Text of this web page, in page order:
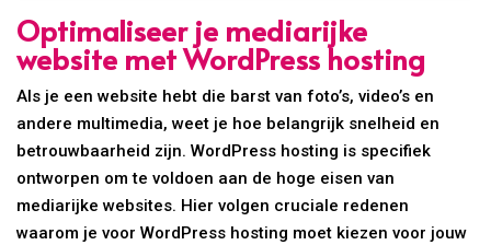
Optimaliseer je mediarijke
website met WordPress hosting
Als je een website hebt die barst van foto’s, video’s en
andere multimedia, weet je hoe belangrijk snelheid en
betrouwbaarheid zijn. WordPress hosting is specifiek
ontworpen om te voldoen aan de hoge eisen van
mediarijke websites. Hier volgen cruciale redenen
waarom je voor WordPress hosting moet kiezen voor jouw